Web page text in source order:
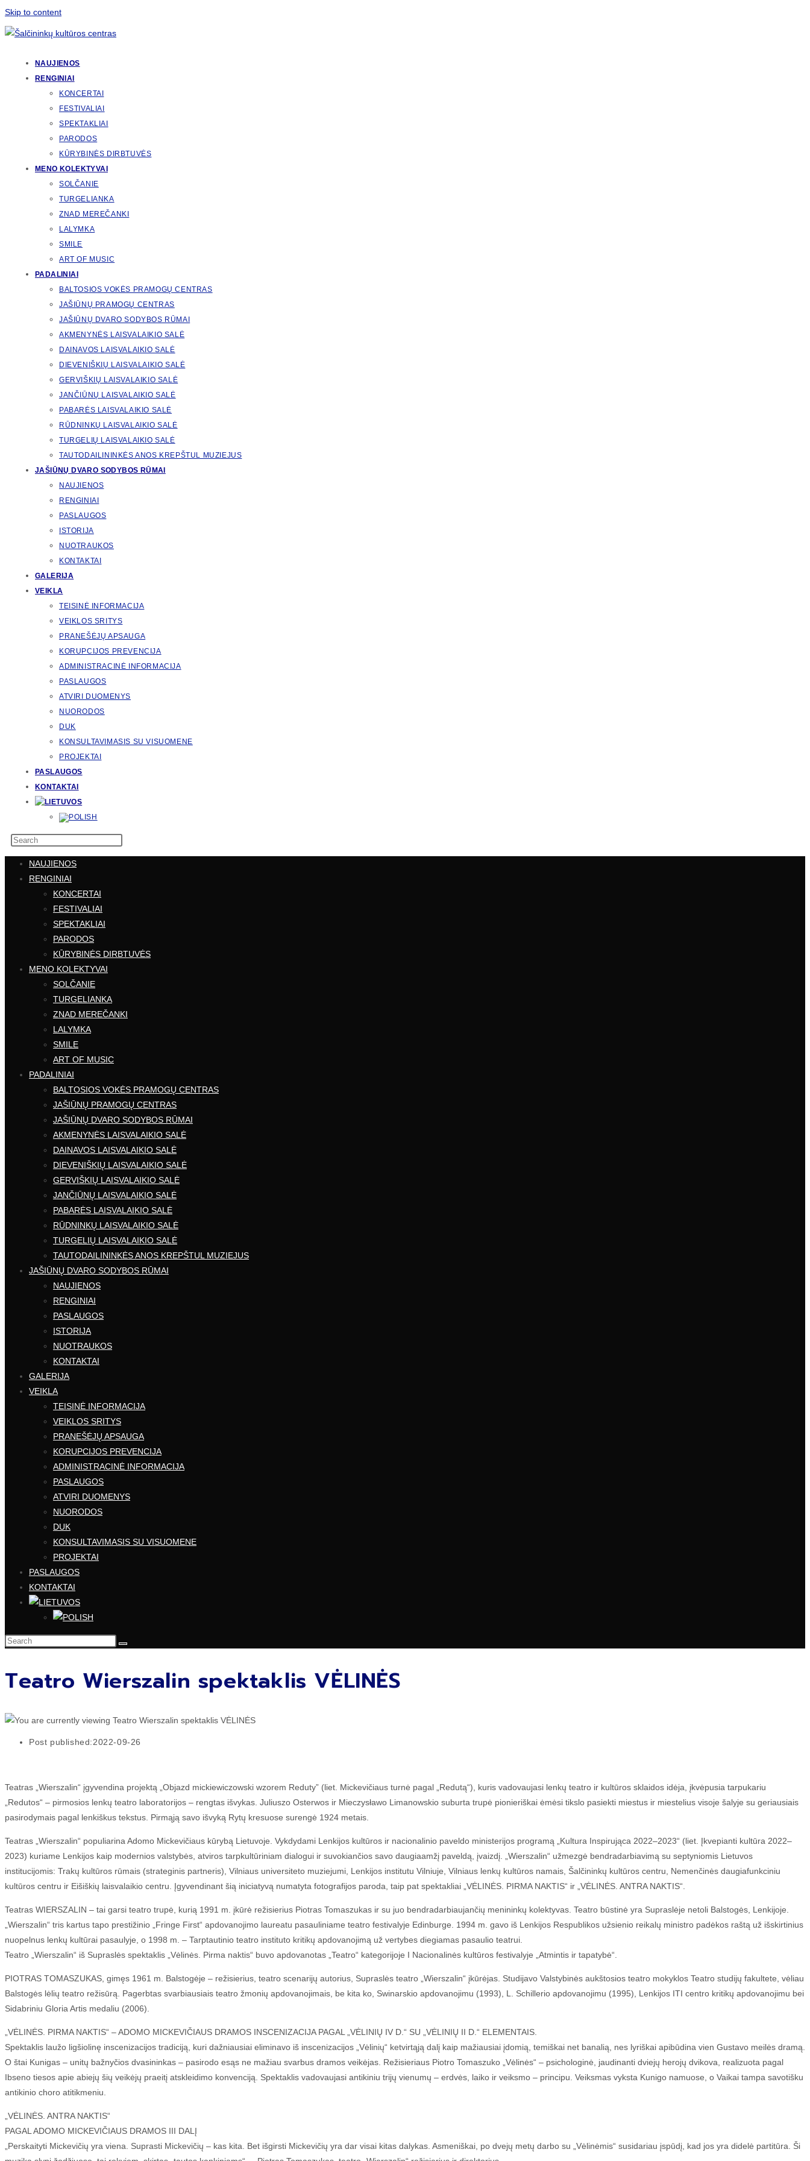
Skip to content
NAUJIENOS
RENGINIAI
KONCERTAI
FESTIVALIAI
SPEKTAKLIAI
PARODOS
KŪRYBINĖS DIRBTUVĖS
MENO KOLEKTYVAI
SOLČANIE
TURGELIANKA
ZNAD MEREČANKI
LALYMKA
SMILE
ART OF MUSIC
PADALINIAI
BALTOSIOS VOKĖS PRAMOGŲ CENTRAS
JAŠIŪNŲ PRAMOGŲ CENTRAS
JAŠIŪNŲ DVARO SODYBOS RŪMAI
AKMENYNĖS LAISVALAIKIO SALĖ
DAINAVOS LAISVALAIKIO SALĖ
DIEVENIŠKIŲ LAISVALAIKIO SALĖ
GERVIŠKIŲ LAISVALAIKIO SALĖ
JANČIŪNŲ LAISVALAIKIO SALĖ
PABARĖS LAISVALAIKIO SALĖ
RŪDNINKŲ LAISVALAIKIO SALĖ
TURGELIŲ LAISVALAIKIO SALĖ
TAUTODAILININKĖS ANOS KREPŠTUL MUZIEJUS
JAŠIŪNŲ DVARO SODYBOS RŪMAI
NAUJIENOS
RENGINIAI
PASLAUGOS
ISTORIJA
NUOTRAUKOS
KONTAKTAI
GALERIJA
VEIKLA
TEISINĖ INFORMACIJA
VEIKLOS SRITYS
PRANEŠĖJŲ APSAUGA
KORUPCIJOS PREVENCIJA
ADMINISTRACINĖ INFORMACIJA
PASLAUGOS
ATVIRI DUOMENYS
NUORODOS
DUK
KONSULTAVIMASIS SU VISUOMENE
PROJEKTAI
PASLAUGOS
KONTAKTAI
NAUJIENOS
RENGINIAI
KONCERTAI
FESTIVALIAI
SPEKTAKLIAI
PARODOS
KŪRYBINĖS DIRBTUVĖS
MENO KOLEKTYVAI
SOLČANIE
TURGELIANKA
ZNAD MEREČANKI
LALYMKA
SMILE
ART OF MUSIC
PADALINIAI
BALTOSIOS VOKĖS PRAMOGŲ CENTRAS
JAŠIŪNŲ PRAMOGŲ CENTRAS
JAŠIŪNŲ DVARO SODYBOS RŪMAI
AKMENYNĖS LAISVALAIKIO SALĖ
DAINAVOS LAISVALAIKIO SALĖ
DIEVENIŠKIŲ LAISVALAIKIO SALĖ
GERVIŠKIŲ LAISVALAIKIO SALĖ
JANČIŪNŲ LAISVALAIKIO SALĖ
PABARĖS LAISVALAIKIO SALĖ
RŪDNINKŲ LAISVALAIKIO SALĖ
TURGELIŲ LAISVALAIKIO SALĖ
TAUTODAILININKĖS ANOS KREPŠTUL MUZIEJUS
JAŠIŪNŲ DVARO SODYBOS RŪMAI
NAUJIENOS
RENGINIAI
PASLAUGOS
ISTORIJA
NUOTRAUKOS
KONTAKTAI
GALERIJA
VEIKLA
TEISINĖ INFORMACIJA
VEIKLOS SRITYS
PRANEŠĖJŲ APSAUGA
KORUPCIJOS PREVENCIJA
ADMINISTRACINĖ INFORMACIJA
PASLAUGOS
ATVIRI DUOMENYS
NUORODOS
DUK
KONSULTAVIMASIS SU VISUOMENE
PROJEKTAI
PASLAUGOS
KONTAKTAI
Teatro Wierszalin spektaklis VĖLINĖS
Post published:2022-09-26
Teatras „Wierszalin“ įgyvendina projektą „Objazd mickiewiczowski wzorem Reduty” (liet. Mickevičiaus turnė pagal „Redutą“), kuris vadovaujasi lenkų teatro ir kultūros sklaidos idėja, įkvėpusia tarpukariu
„Redutos“ – pirmosios lenkų teatro laboratorijos – rengtas išvykas. Juliuszo Osterwos ir Mieczysławo Limanowskio suburta trupė pionieriškai ėmėsi tikslo pasiekti miestus ir miestelius visoje šalyje su geriausiais
pasirodymais pagal lenkiškus tekstus. Pirmąją savo išvyką Rytų kresuose surengė 1924 metais.
Teatras „Wierszalin“ populiarina Adomo Mickevičiaus kūrybą Lietuvoje. Vykdydami Lenkijos kultūros ir nacionalinio paveldo ministerijos programą „Kultura Inspirująca 2022–2023“ (liet. Įkvepianti kultūra 2022–
2023) kuriame Lenkijos kaip modernios valstybės, atviros tarpkultūriniam dialogui ir suvokiančios savo daugiaamžį paveldą, įvaizdį. „Wierszalin“ užmezgė bendradarbiavimą su septyniomis Lietuvos
institucijomis: Trakų kultūros rūmais (strateginis partneris), Vilniaus universiteto muziejumi, Lenkijos institutu Vilniuje, Vilniaus lenkų kultūros namais, Šalčininkų kultūros centru, Nemenčinės daugiafunkciniu
kultūros centru ir Eišiškių laisvalaikio centru. Įgyvendinant šią iniciatyvą numatyta fotografijos paroda, taip pat spektakliai „VĖLINĖS. PIRMA NAKTIS“ ir „VĖLINĖS. ANTRA NAKTIS“.
Teatras WIERSZALIN – tai garsi teatro trupė, kurią 1991 m. įkūrė režisierius Piotras Tomaszukas ir su juo bendradarbiaujančių menininkų kolektyvas. Teatro būstinė yra Supraslėje netoli Balstogės, Lenkijoje.
„Wierszalin“ tris kartus tapo prestižinio „Fringe First“ apdovanojimo laureatu pasauliniame teatro festivalyje Edinburge. 1994 m. gavo iš Lenkijos Respublikos užsienio reikalų ministro padėkos raštą už išskirtinius
nuopelnus lenkų kultūrai pasaulyje, o 1998 m. – Tarptautinio teatro instituto kritikų apdovanojimą už vertybes diegiamas pasaulio teatrui.
Teatro „Wierszalin“ iš Supraslės spektaklis „Vėlinės. Pirma naktis“ buvo apdovanotas „Teatro“ kategorijoje I Nacionalinės kultūros festivalyje „Atmintis ir tapatybė“.
PIOTRAS TOMASZUKAS, gimęs 1961 m. Balstogėje – režisierius, teatro scenarijų autorius, Supraslės teatro „Wierszalin“ įkūrėjas. Studijavo Valstybinės aukštosios teatro mokyklos Teatro studijų fakultete, vėliau
Balstogės lėlių teatro režisūrą. Pagerbtas svarbiausiais teatro žmonių apdovanojimais, be kita ko, Swinarskio apdovanojimu (1993), L. Schillerio apdovanojimu (1995), Lenkijos ITI centro kritikų apdovanojimu bei
Sidabriniu Gloria Artis medaliu (2006).
„VĖLINĖS. PIRMA NAKTIS“ – ADOMO MICKEVIČIAUS DRAMOS INSCENIZACIJA PAGAL „VĖLINIŲ IV D.“ SU „VĖLINIŲ II D.“ ELEMENTAIS.
Spektaklis laužo ligšiolinę inscenizacijos tradiciją, kuri dažniausiai eliminavo iš inscenizacijos „Vėlinių“ ketvirtąją dalį kaip mažiausiai įdomią, temiškai net banalią, nes lyriškai apibūdina vien Gustavo meilės dramą.
O štai Kunigas – unitų bažnyčios dvasininkas – pasirodo esąs ne mažiau svarbus dramos veikėjas. Režisieriaus Piotro Tomaszuko „Vėlinės“ – psichologinė, jaudinanti dviejų herojų dvikova, realizuota pagal
Ibseno tiesos apie abiejų šių veikėjų praeitį atskleidimo konvenciją. Spektaklis vadovaujasi antikiniu trijų vienumų – erdvės, laiko ir veiksmo – principu. Veiksmas vyksta Kunigo namuose, o Vaikai tampa savotišku
antikinio choro atitikmeniu.
„VĖLINĖS. ANTRA NAKTIS“
PAGAL ADOMO MICKEVIČIAUS DRAMOS III DALĮ
„Perskaityti Mickevičių yra viena. Suprasti Mickevičių – kas kita. Bet išgirsti Mickevičių yra dar visai kitas dalykas. Asmeniškai, po dvejų metų darbo su „Vėlinėmis“ susidariau įspūdį, kad jos yra didelė partitūra. Ši